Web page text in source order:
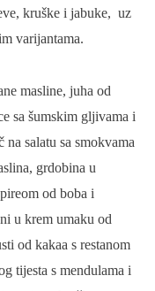
kruške i jabuke, uz
varijantama.
masline, juha od
sa šumskim gljivama i
na salatu sa smokvama
grdobina u
od boba i
u krem umaku od
od kakaa s restanom
tijesta s mendulama i